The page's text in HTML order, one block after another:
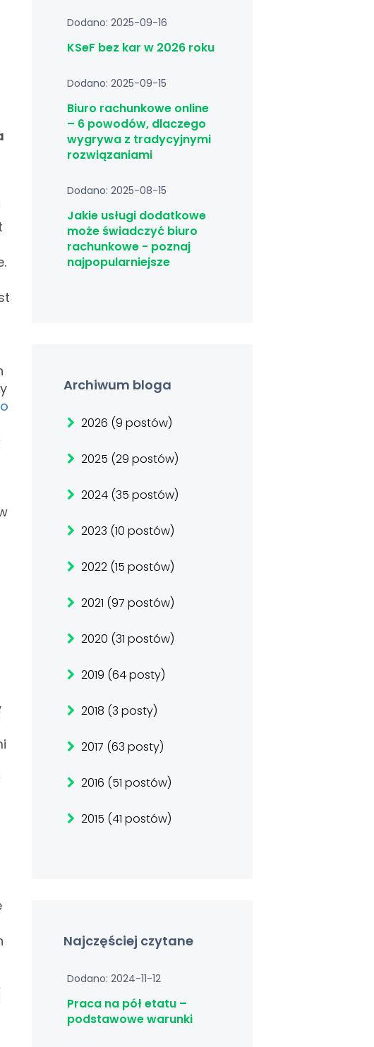
Dodano: 2025-09-16
KSeF bez kar w 2026 roku
Dodano: 2025-09-15
Biuro rachunkowe online
– 6 powodów, dlaczego
wygrywa z tradycyjnymi
rozwiązaniami
Dodano: 2025-08-15
Jakie usługi dodatkowe
może świadczyć biuro
rachunkowe - poznaj
najpopularniejsze
Archiwum bloga
2026 (9 postów)
2025 (29 postów)
2024 (35 postów)
2023 (10 postów)
2022 (15 postów)
2021 (97 postów)
2020 (31 postów)
2019 (64 posty)
2018 (3 posty)
2017 (63 posty)
2016 (51 postów)
2015 (41 postów)
Najczęściej czytane
Dodano: 2024-11-12
Praca na pół etatu –
podstawowe warunki